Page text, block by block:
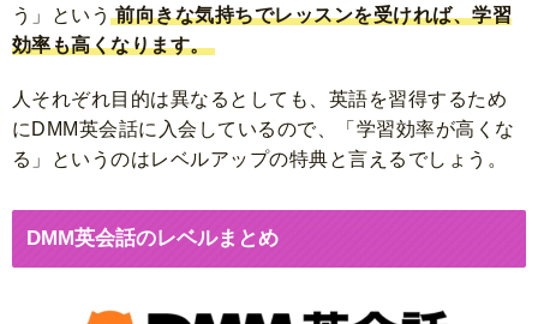
う」という 前向きな気持ちでレッスンを受ければ、学習
効率も高くなります。
人それぞれ目的は異なるとしても、英語を習得するため
にDMM英会話に入会しているので、「学習効率が高くな
る」というのはレベルアップの特典と言えるでしょう。
DMM英会話のレベルまとめ